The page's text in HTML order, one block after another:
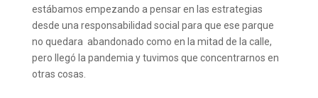
estábamos empezando a pensar en las estrategias
desde una responsabilidad social para que ese parque
no quedara abandonado como en la mitad de la calle,
pero llegó la pandemia y tuvimos que concentrarnos en
otras cosas.